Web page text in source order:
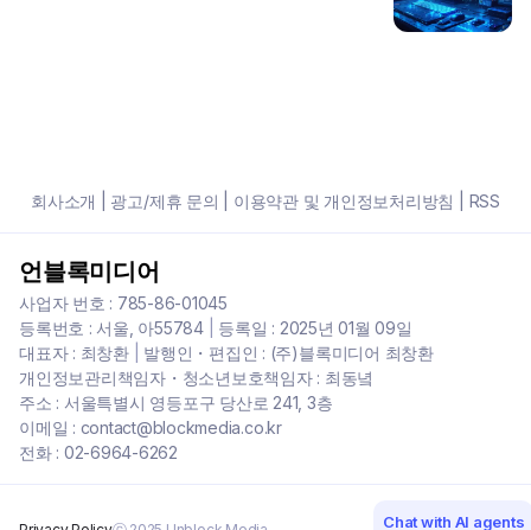
회사소개 광고/제휴 문의 이용약관 및 개인정보처리방침 RSS
언블록미디어
사업자 번호 : 785-86-01045
등록번호 : 서울, 아55784| 등록일 : 2025년 01월 09일
대표자 : 최창환| 발행인・편집인 : (주)블록미디어 최창환
개인정보관리책임자・청소년보호책임자 : 최동녘
주소 : 서울특별시 영등포구 당산로 241, 3층
이메일 : contact@blockmedia.co.kr
전화 : 02-6964-6262
Chat with AI agents